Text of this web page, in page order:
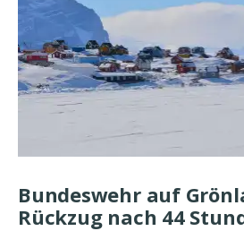
Bundeswehr auf
Rückzug nach 44